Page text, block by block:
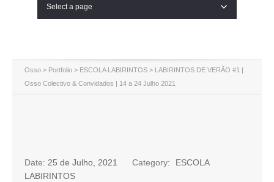
Select a page
Osso > Portfolio > ESCOLA LABIRINTOS >
LABIRINTOS DE VERÃO #1 |
Osso Colectivo & Convidados | 14 a 24 Julho 2021
Date: 25 de Julho, 2021 Category:
ESCOLA
LABIRINTOS